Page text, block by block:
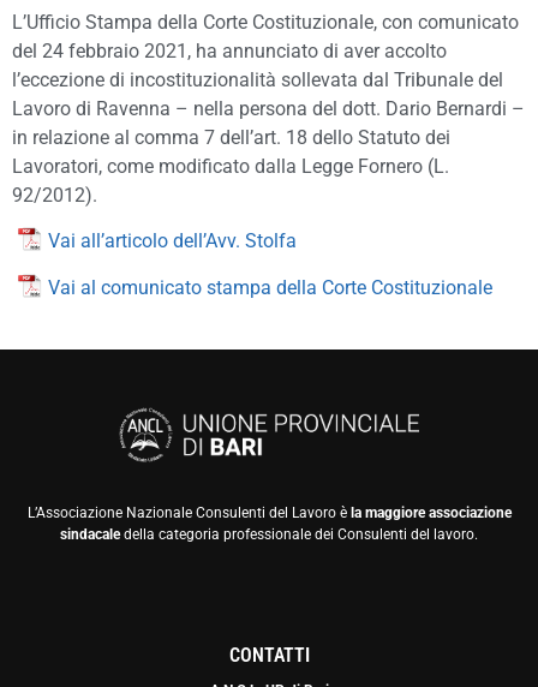
L’Ufficio Stampa della Corte Costituzionale, con comunicato
del 24 febbraio 2021, ha annunciato di aver accolto
l’eccezione di incostituzionalità sollevata dal Tribunale del
Lavoro di Ravenna – nella persona del dott. Dario Bernardi –
in relazione al comma 7 dell’art. 18 dello Statuto dei
Lavoratori, come modificato dalla Legge Fornero (L.
92/2012).
Vai all’articolo dell’Avv. Stolfa
Vai al comunicato stampa della Corte Costituzionale
L’Associazione Nazionale Consulenti del Lavoro èla maggiore associazione
sindacaledella categoria professionale dei Consulenti del lavoro.
CONTATTI